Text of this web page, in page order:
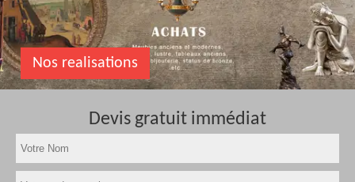
Nos realisations
Devis gratuit immédiat